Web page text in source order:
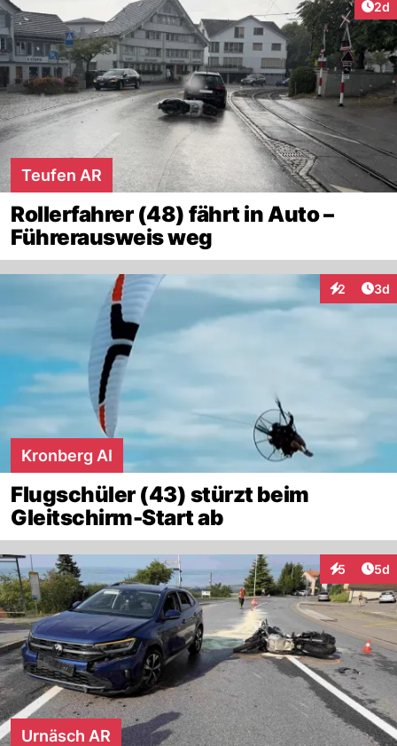
2d
Teufen AR
Rollerfahrer (48) fährt in Auto –
Führerausweis weg
2 3d
Kronberg AI
Flugschüler (43) stürzt beim
Gleitschirm-Start ab
5 5d
Urnäsch AR